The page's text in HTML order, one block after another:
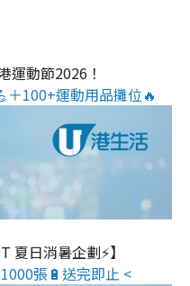
運動節2026！
100+運動用品攤位🔥
夏日消暑企劃⚡】
張🔋送完即止 <